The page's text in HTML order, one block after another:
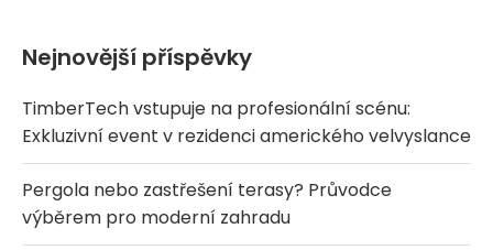
Nejnovější příspěvky
TimberTech vstupuje na profesionální scénu:
Exkluzivní event v rezidenci amerického velvyslance
Pergola nebo zastřešení terasy? Průvodce
výběrem pro moderní zahradu